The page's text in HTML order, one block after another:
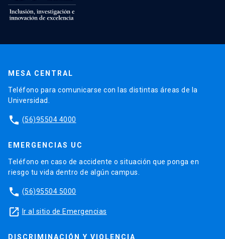
MESA CENTRAL
Teléfono para comunicarse con las distintas áreas de la
Universidad.
phone (56)95504 4000
EMERGENCIAS UC
Teléfono en caso de accidente o situación que ponga en
riesgo tu vida dentro de algún campus.
phone (56)95504 5000
launch Ir al sitio de Emergencias
DISCRIMINACIÓN Y VIOLENCIA